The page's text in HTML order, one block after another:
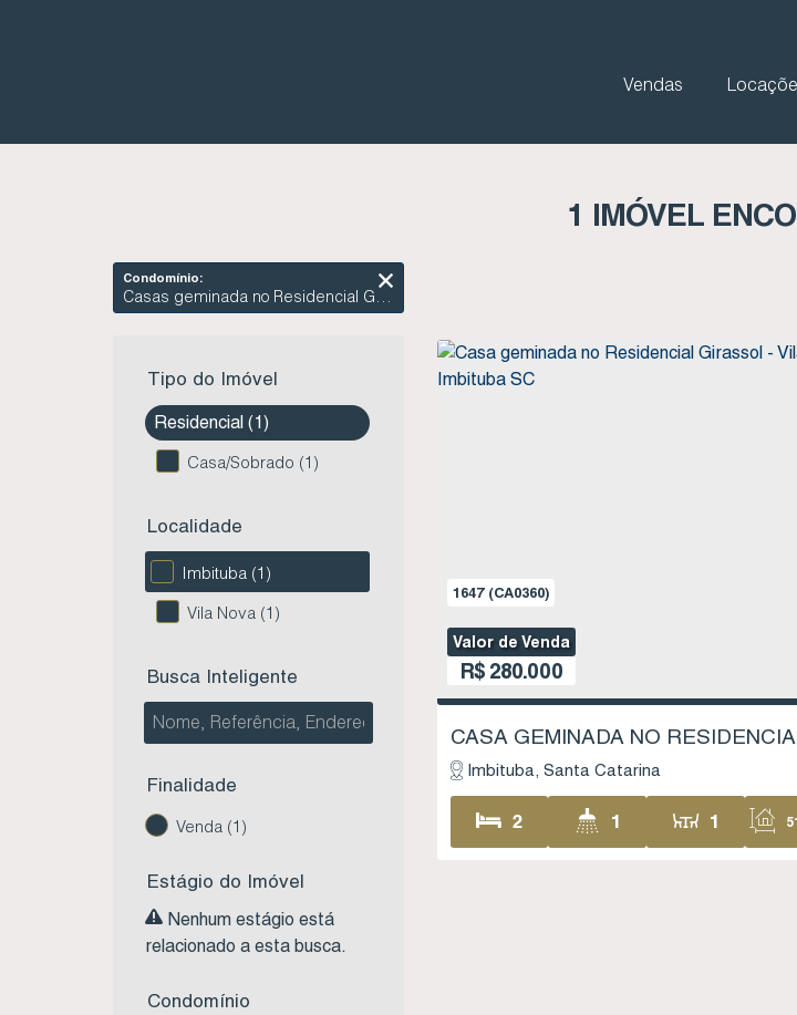
Vendas
1 IMÓVEL
Condomínio:
Casas geminada no Residencial Girassol - Vila Nova - Imbituba SC
Tipo do Imóvel
Residencial (1)
Casa/Sobrado (1)
Localidade
Imbituba (1)
Vila Nova (1)
Busca Inteligente
Finalidade
Venda (1)
Estágio do Imóvel
Nenhum estágio está
relacionado a esta busca.
Condomínio
1647 (CA0360)
R$280.000
Valor de Venda
Imbituba Santa Catarina
2 1 1